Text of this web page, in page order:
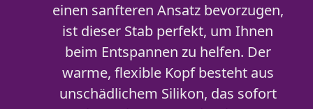
einen sanfteren Ansatz bevorzugen,
ist dieser Stab perfekt, um Ihnen
beim Entspannen zu helfen. Der
warme, flexible Kopf besteht aus
unschädlichem Silikon, das sofort